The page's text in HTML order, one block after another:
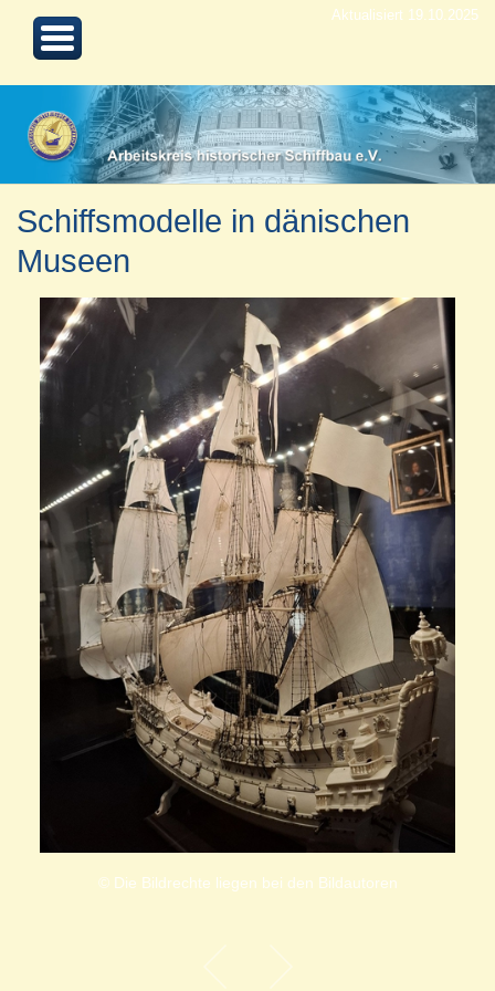
Aktualisiert 19.10.2025
Schiffsmodelle in dänischen
Museen
© Die Bildrechte liegen bei den Bildautoren